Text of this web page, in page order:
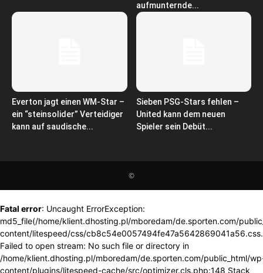
aufmunternde...
Everton jagt einen WM-Star –
ein “steinsolider” Verteidiger
kann auf saudische...
Sieben PSG-Stars fehlen –
United kann dem neuen
Spieler sein Debüt...
©
Fatal error: Uncaught ErrorException:
md5_file(/home/klient.dhosting.pl/mboredam/de.sporten.com/
content/litespeed/css/
Failed to open stream: No such file or directory in
/home/klient.dhosting.pl/mboredam/de.sporten.com/public_html/
content/plugins/litespeed-cache/src/optimizer.cls.php:148 Stack